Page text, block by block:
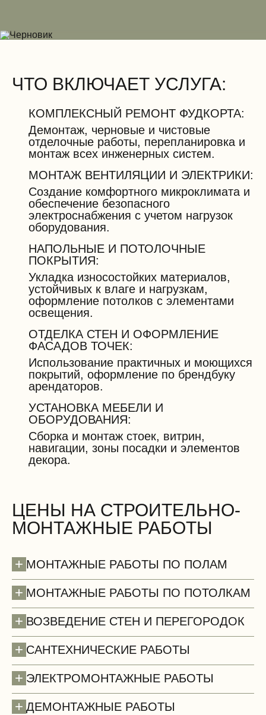
ЧТО ВКЛЮЧАЕТ УСЛУГА:
КОМПЛЕКСНЫЙ РЕМОНТ ФУДКОРТА:
Демонтаж, черновые и чистовые
отделочные работы, перепланировка и
монтаж всех инженерных систем.
МОНТАЖ ВЕНТИЛЯЦИИ И ЭЛЕКТРИКИ:
Создание комфортного микроклимата и
обеспечение безопасного
электроснабжения с учетом нагрузок
оборудования.
НАПОЛЬНЫЕ И ПОТОЛОЧНЫЕ
ПОКРЫТИЯ:
Укладка износостойких материалов,
устойчивых к влаге и нагрузкам,
оформление потолков с элементами
освещения.
ОТДЕЛКА СТЕН И ОФОРМЛЕНИЕ
ФАСАДОВ ТОЧЕК:
Использование практичных и моющихся
покрытий, оформление по брендбуку
арендаторов.
УСТАНОВКА МЕБЕЛИ И
ОБОРУДОВАНИЯ:
Сборка и монтаж стоек, витрин,
навигации, зоны посадки и элементов
декора.
ЦЕНЫ НА СТРОИТЕЛЬНО-
МОНТАЖНЫЕ РАБОТЫ
+ МОНТАЖНЫЕ РАБОТЫ ПО ПОЛАМ
+ МОНТАЖНЫЕ РАБОТЫ ПО ПОТОЛКАМ
+ ВОЗВЕДЕНИЕ СТЕН И ПЕРЕГОРОДОК
+ САНТЕХНИЧЕСКИЕ РАБОТЫ
+ ЭЛЕКТРОМОНТАЖНЫЕ РАБОТЫ
+ ДЕМОНТАЖНЫЕ РАБОТЫ